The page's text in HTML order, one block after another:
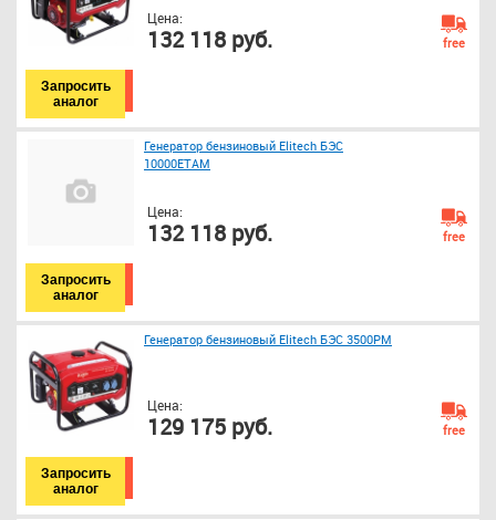
Цена:
132 118 руб.
Запросить
аналог
free
Генератор бензиновый Elitech БЭС
10000ЕТAМ
Цена:
132 118 руб.
Запросить
аналог
free
Генератор бензиновый Elitech БЭС 3500РМ
Цена:
129 175 руб.
Запросить
аналог
free